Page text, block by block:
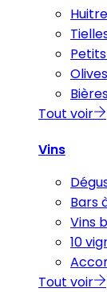
Tout voir
Vins
Bars
Vins
10
Tout voir